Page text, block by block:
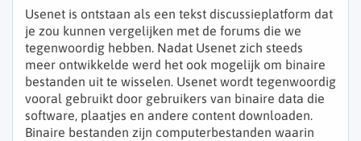
Usenet is ontstaan als een tekst discussieplatform dat
je zou kunnen vergelijken met de forums die we
tegenwoordig hebben. Nadat Usenet zich steeds
meer ontwikkelde werd het ook mogelijk om binaire
bestanden uit te wisselen. Usenet wordt tegenwoordig
vooral gebruikt door gebruikers van binaire data die
software, plaatjes en andere content downloaden.
Binaire bestanden zijn computerbestanden waarin